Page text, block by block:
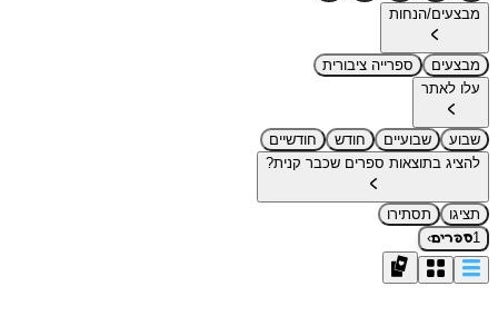
מבצעים/הנחות
מבצעים
ספרייה ציבורית
עלו לאתר
שבוע שבועיים חודש
חודשיים
להציג בתוצאות ספרים שכבר קנית?
תציגו
תסתירו
1ספרים›